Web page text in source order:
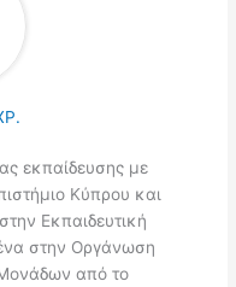
εκπαίδευσης με
Κύπρου και
Εκπαιδευτική
στην Οργάνωση
από το